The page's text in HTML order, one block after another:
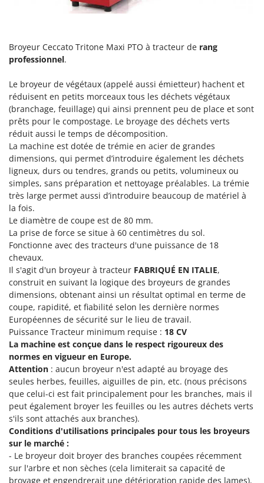
Groupes électrogènes
H
Haches - Cognées et Hachettes
Herses à Dents
Herses Rotatives
L
Lames à neige
Lames niveleuses pour tracteur
Lave-vitres
Lieuses électriques pour vignes
M
Machines à pâtes
Machines pour la transformation des fruits
Machines sous vide
Motobineuses
Motoculteurs
Motofaucheuses
Motopompes pour irrigation
Moulins à céréales électriques
Moulins à farine
N
Nettoyeurs et Balais à vapeur
Nettoyeurs haute pression
Nettoyeurs tapis, moquettes et tapisseries
Edilmark
Effeuno
Einhell
Elegen
Energy Gruppi
Enotecnica Pillan
Eschenfelder
EuroMech
Eurosystems
F
FAC
Fama Industrie
Famag
Famur
FARMER
FBC
Ferrari Group
Ferroni
Ferrua
FIAC
FIEM
Fimar
FINI
Fiorentini
Fiskars
Broyeur Ceccato Tritone Maxi PTO à tracteur de rang
professionnel.
Le broyeur de végétaux (appelé aussi émietteur) hachent et
réduisent en petits morceaux tous les déchets végétaux
(branchage, feuillage) qui ainsi prennent peu de place et sont
prêts pour le compostage. Le broyage des déchets verts
réduit aussi le temps de décomposition.
La machine est dotée de trémie en acier de grandes
dimensions, qui permet d’introduire également les déchets
ligneux, durs ou tendres, grands ou petits, volumineux ou
simples, sans préparation et nettoyage préalables. La trémie
très large permet aussi d’introduire beaucoup de matériel à
la fois.
Le diamètre de coupe est de 80 mm.
La prise de force se situe à 60 centimètres du sol.
Fonctionne avec des tracteurs d'une puissance de 18
chevaux.
Il s'agit d'un broyeur à tracteur FABRIQUÉ EN ITALIE,
construit en suivant la logique des broyeurs de grandes
dimensions, obtenant ainsi un résultat optimal en terme de
coupe, rapidité, et fiabilité selon les dernière normes
Européennes de sécurité sur le lieu de travail.
Puissance Tracteur minimum requise : 18 CV
La machine est conçue dans le respect rigoureux des
normes en vigueur en Europe.
Attention : aucun broyeur n'est adapté au broyage des
seules herbes, feuilles, aiguilles de pin, etc. (nous précisons
que celui-ci est fait principalement pour les branches, mais il
peut également broyer les feuilles ou les autres déchets verts
s'ils sont attachés aux branches).
Conditions d'utilisations principales pour tous les broyeurs
sur le marché :
- Le broyeur doit broyer des branches coupées récemment
sur l'arbre et non sèches (cela limiterait sa capacité de
broyage et engendrerait une détérioration rapide des lames).